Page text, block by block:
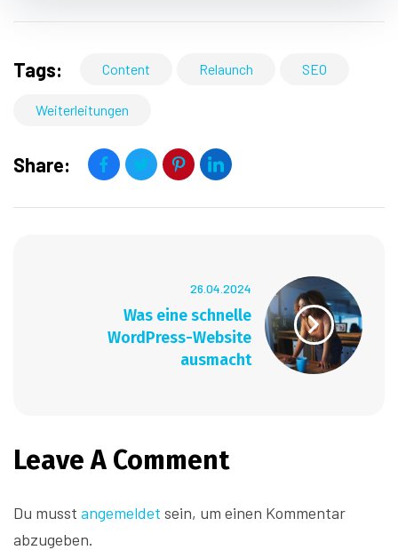
Tags: Content Relaunch SEO
Weiterleitungen
Share:
26.04.2024
Was eine schnelle
WordPress-Website
ausmacht
Leave A Comment
Du musst angemeldet sein, um einen Kommentar
abzugeben.